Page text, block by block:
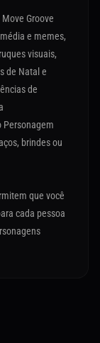
Groove
e memes,
visuais,
de Natal e
de
Personagem
brindes ou
que você
cada pessoa